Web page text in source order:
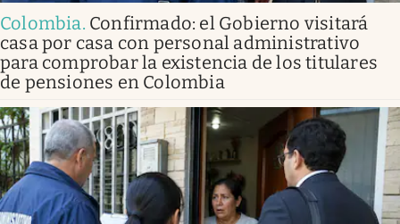
Colombia. Confirmado: el Gobierno visitará
casa por casa con personal administrativo
para comprobar la existencia de los titulares
de pensiones en Colombia